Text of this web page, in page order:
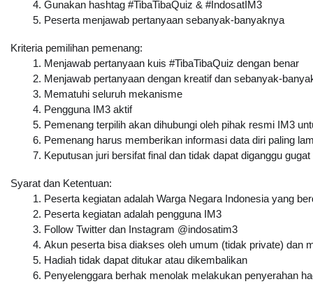
Gunakan hashtag #TibaTibaQuiz & #IndosatIM3
Peserta menjawab pertanyaan sebanyak-banyaknya
Kriteria pemilihan pemenang:
Menjawab pertanyaan kuis #TibaTibaQuiz dengan benar
Menjawab pertanyaan dengan kreatif dan sebanyak-
Mematuhi seluruh mekanisme
Pengguna IM3 aktif
Pemenang terpilih akan dihubungi oleh pihak resmi IM3
Pemenang harus memberikan informasi data diri paling
Keputusan juri bersifat final dan tidak dapat diganggu gugat
Syarat dan Ketentuan:
Peserta kegiatan adalah Warga Negara Indonesia yang
Peserta kegiatan adalah pengguna IM3
Follow Twitter dan Instagram @indosatim3
Akun peserta bisa diakses oleh umum (tidak private) dan
Hadiah tidak dapat ditukar atau dikembalikan
Penyelenggara berhak menolak melakukan penyerahan